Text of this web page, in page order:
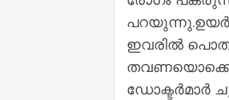
ഇവരില്‍
തവണയൊക്കെ
ഡോക്ടര്‍മാര്‍